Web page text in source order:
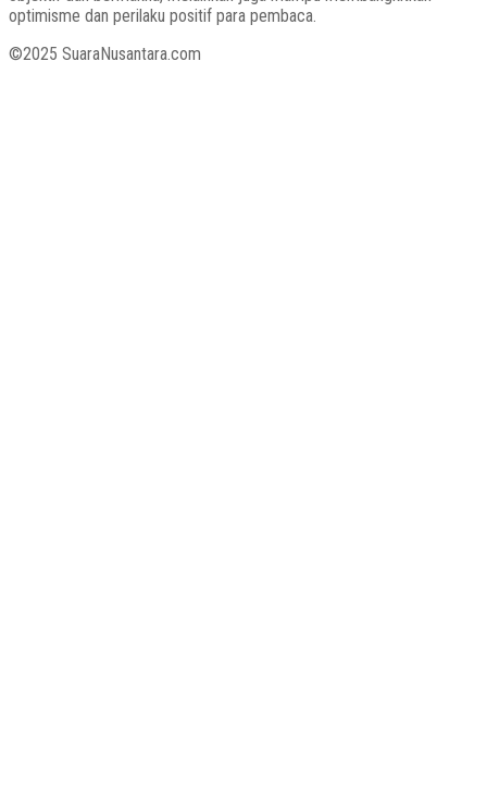
optimisme dan perilaku positif para pembaca.
©2025 SuaraNusantara.com